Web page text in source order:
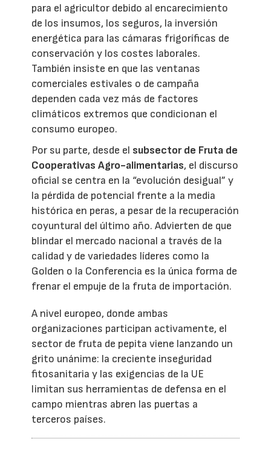
para el agricultor debido al encarecimiento
de los insumos, los seguros, la inversión
energética para las cámaras frigoríficas de
conservación y los costes laborales.
También insiste en que las ventanas
comerciales estivales o de campaña
dependen cada vez más de factores
climáticos extremos que condicionan el
consumo europeo.
Por su parte, desde el subsector de Fruta de
Cooperativas Agro-alimentarias, el discurso
oficial se centra en la “evolución desigual” y
la pérdida de potencial frente a la media
histórica en peras, a pesar de la recuperación
coyuntural del último año. Advierten de que
blindar el mercado nacional a través de la
calidad y de variedades líderes como la
Golden o la Conferencia es la única forma de
frenar el empuje de la fruta de importación.
A nivel europeo, donde ambas
organizaciones participan activamente, el
sector de fruta de pepita viene lanzando un
grito unánime: la creciente inseguridad
fitosanitaria y las exigencias de la UE
limitan sus herramientas de defensa en el
campo mientras abren las puertas a
terceros países.